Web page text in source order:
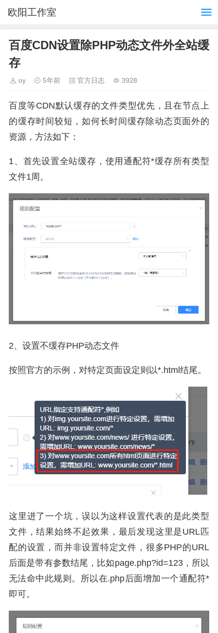
欧阳工作室
百度CDN设置除PHP动态文件外全站缓
存
oy 5年前 官方日志 3928
百度等CDN默认缓存的文件类型优先，且在节点上
的缓存时间较短，如何长时间缓存除动态页面外的
资源，方法如下：
1、首先设置全站缓存，使用通配符*缓存所有类型
文件1周。
2、设置不缓存PHP动态文件
按照官方的示例，对特定页面设定则以*.html结尾。
这里进了一个坑，误以为这样设置代表的是此类型
文件，结果始终不起效果，最后发现这里是URL匹
配的设置，而并非设置特定文件，很多PHP的URL
后面是带有参数结尾，比如page.php?id=123，所以
无法命中此规则。所以在.php后面增加一个通配符*
即可。